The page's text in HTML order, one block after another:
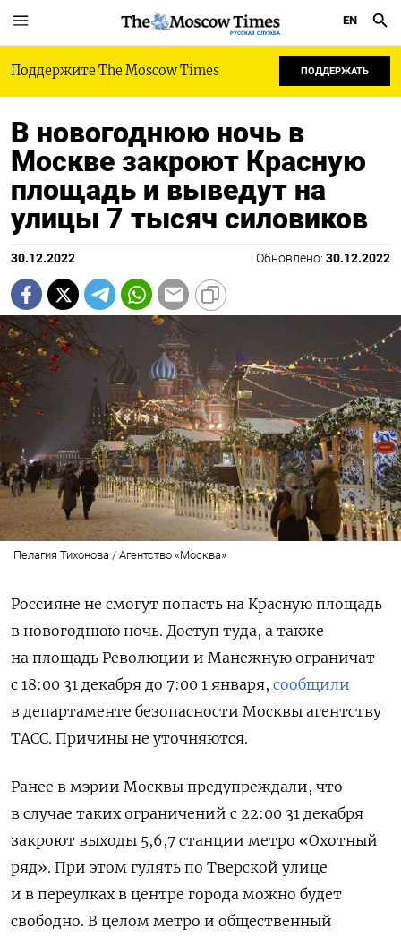
РУССКАЯ СЛУЖБА
EN
Поддержите The Moscow Times ПОДДЕРЖАТЬ
В новогоднюю ночь в
Москве закроют Красную
площадь и выведут на
улицы 7 тысяч силовиков
30.12.2022 Обновлено: 30.12.2022
Пелагия Тихонова / Агентство «Москва»
Россияне не смогут попасть на Красную площадь
в новогоднюю ночь. Доступ туда, а также
на площадь Революции и Манежную ограничат
с 18:00 31 декабря до 7:00 1 января, сообщили
в департаменте безопасности Москвы агентству
ТАСС. Причины не уточняются.
Ранее в мэрии Москвы предупреждали, что
в случае таких ограничений с 22:00 31 декабря
закроют выходы 5,6,7 станции метро «Охотный
ряд». При этом гулять по Тверской улице
и в переулках в центре города можно будет
свободно. В целом метро и общественный